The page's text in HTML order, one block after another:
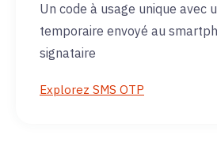
Un code à usage unique avec
temporaire envoyé au
signataire
Explorez SMS OTP